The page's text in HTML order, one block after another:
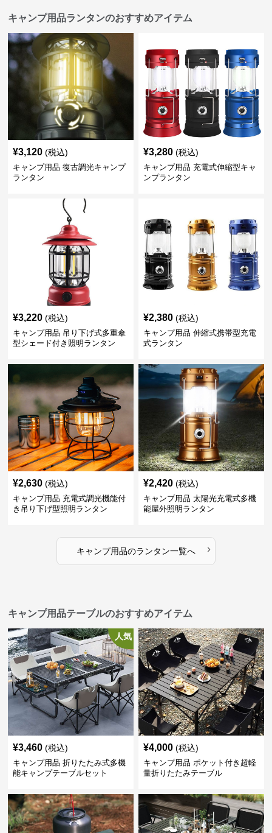
キャンプ用品ランタンのおすすめアイテム
¥3,120 (税込)
キャンプ用品 復古調光キャンプ
ランタン
¥3,280 (税込)
キャンプ用品 充電式伸縮型キャ
ンプランタン
¥3,220 (税込)
キャンプ用品 吊り下げ式多重傘
型シェード付き照明ランタン
¥2,380 (税込)
キャンプ用品 伸縮式携帯型充電
式ランタン
¥2,630 (税込)
キャンプ用品 充電式調光機能付
き吊り下げ型照明ランタン
¥2,420 (税込)
キャンプ用品 太陽光充電式多機
能屋外照明ランタン
キャンプ用品のランタン一覧へ ›
キャンプ用品テーブルのおすすめアイテム
人気
¥3,460 (税込)
キャンプ用品 折りたたみ式多機
能キャンプテーブルセット
¥4,000 (税込)
キャンプ用品 ポケット付き超軽
量折りたたみテーブル